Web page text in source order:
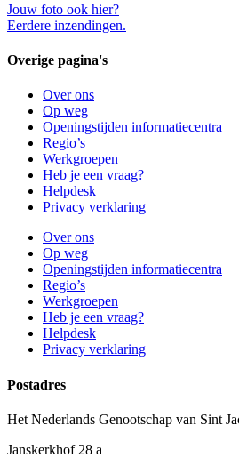
Jouw foto ook hier?
Eerdere inzendingen.
Overige pagina's
Over ons
Op weg
Openingstijden informatiecentra
Regio’s
Werkgroepen
Heb je een vraag?
Helpdesk
Privacy verklaring
Over ons
Op weg
Openingstijden informatiecentra
Regio’s
Werkgroepen
Heb je een vraag?
Helpdesk
Privacy verklaring
Postadres
Het Nederlands Genootschap van Sint
Janskerkhof 28 a